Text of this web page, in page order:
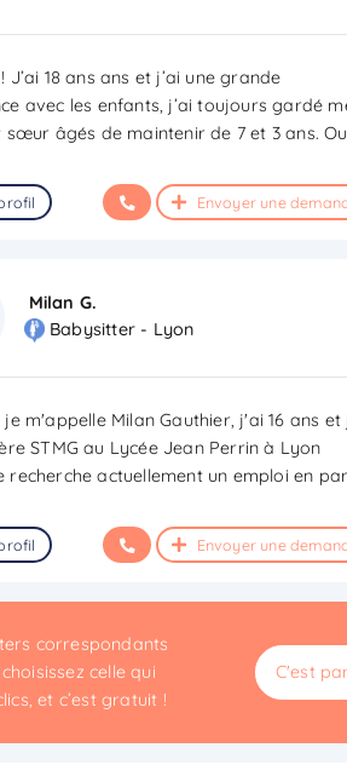
J’ai 18 ans ans et j’ai une grande
avec les enfants, j’ai toujours gardé
sœur âgés de maintenir de 7 et 3 ans. Ou
Envoyer une
Milan G.
Babysitter - Lyon
je m'appelle Milan Gauthier, j'ai 16 ans et
STMG au Lycée Jean Perrin à Lyon
recherche actuellement un emploi en
Envoyer une
correspondants
celle qui
et c’est gratuit !
C'est